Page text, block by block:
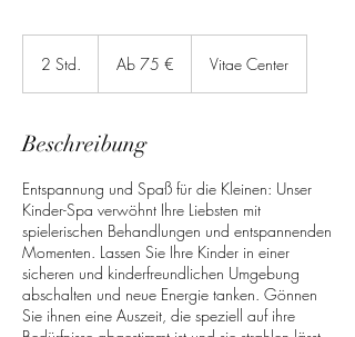
2 Std.
.
EuroAb 75 € Vitae Center
Beschreibung
Entspannung und Spaß für die Kleinen: Unser
Kinder-Spa verwöhnt Ihre Liebsten mit
spielerischen Behandlungen und entspannenden
Momenten. Lassen Sie Ihre Kinder in einer
sicheren und kinderfreundlichen Umgebung
abschalten und neue Energie tanken. Gönnen
Sie ihnen eine Auszeit, die speziell auf ihre